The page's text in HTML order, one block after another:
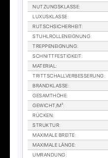
NUT­ZUNGS­KLAS­SE:
LU­XUS­KLAS­SE:
RUTSCH­SI­CHER­HEIT:
STUHL­ROL­LEN­EIG­NUNG:
TREP­PEN­EIG­NUNG:
SCHNITT­FES­TIG­KEIT:
MA­TE­RI­AL :
TRITT­SCHALL­VER­BES­SE­RUNG:
BRAND­KLAS­SE:
GE­SAMT­HÖ­HE:
GE­WICHT/M²:
RÜ­CKEN:
STRUK­TUR:
MA­XI­MA­LE BREI­TE:
MA­XI­MA­LE LÄN­GE:
UM­RAN­DUNG: